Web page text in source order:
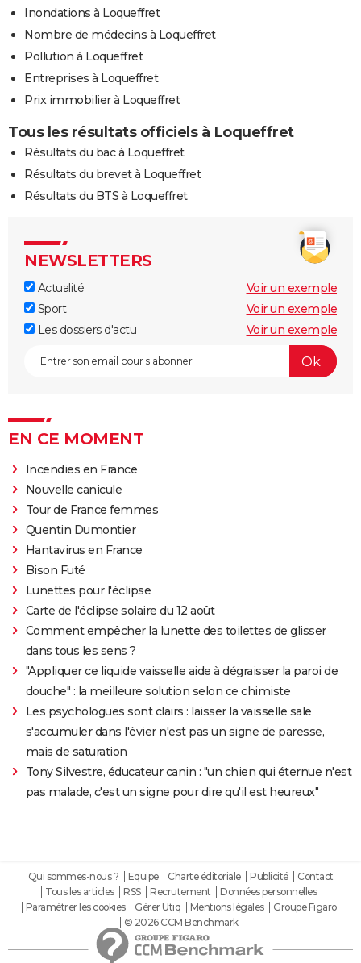
Inondations à Loqueffret
Nombre de médecins à Loqueffret
Pollution à Loqueffret
Entreprises à Loqueffret
Prix immobilier à Loqueffret
Tous les résultats officiels à Loqueffret
Résultats du bac à Loqueffret
Résultats du brevet à Loqueffret
Résultats du BTS à Loqueffret
NEWSLETTERS
Actualité
Voir un exemple
Sport
Voir un exemple
Les dossiers d'actu
Voir un exemple
EN CE MOMENT
Incendies en France
Nouvelle canicule
Tour de France femmes
Quentin Dumontier
Hantavirus en France
Bison Futé
Lunettes pour l'éclipse
Carte de l'éclipse solaire du 12 août
Comment empêcher la lunette des toilettes de glisser
dans tous les sens ?
"Appliquer ce liquide vaisselle aide à dégraisser la paroi de
douche" : la meilleure solution selon ce chimiste
Les psychologues sont clairs : laisser la vaisselle sale
s'accumuler dans l'évier n'est pas un signe de paresse,
mais de saturation
Tony Silvestre, éducateur canin : "un chien qui éternue n'est
pas malade, c'est un signe pour dire qu'il est heureux"
Qui sommes-nous ? Equipe Charte éditoriale Publicité
Contact
Tous les articles
RSS Recrutement
Données personnelles
Paramétrer les cookies
Gérer Utiq Mentions légales
Groupe Figaro
© 2026 CCM Benchmark